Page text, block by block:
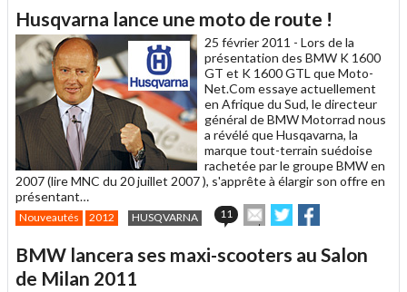
à
un
ami
Husqvarna lance une moto de route !
25 février 2011 - Lors de la
présentation des BMW K 1600
GT et K 1600 GTL que Moto-
Net.Com essaye actuellement
en Afrique du Sud, le directeur
général de BMW Motorrad nous
a révélé que Husqavarna, la
marque tout-terrain suédoise
rachetée par le groupe BMW en
2007 (lire MNC du 20 juillet 2007 ), s'apprête à élargir son offre en
présentant…
Nouveautés 2012 HUSQVARNA 11
Envoyer
cet
à
Partager
sur sur
BMW lancera ses maxi-scooters au Salon
de Milan 2011